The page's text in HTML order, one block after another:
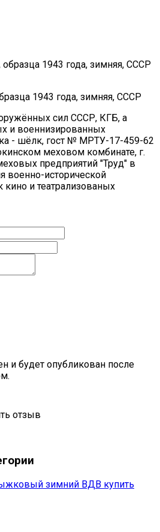
1943 года, зимняя, СССР
сил СССР, КГБ, а
и военнизированных
- шёлк, гост № МРТУ-17-459-62
меховом комбинате, г.
предприятий "Труд" в
военно-исторической
и театрализованых
и будет опубликован после
отзыв